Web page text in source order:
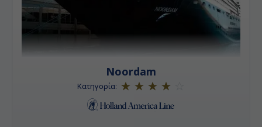
Noordam
Κατηγορία: